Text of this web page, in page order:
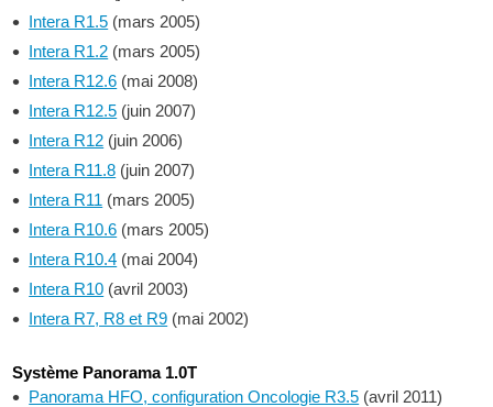
Intera R1.5 (mars 2005)
Intera R1.2 (mars 2005)
Intera R12.6 (mai 2008)
Intera R12.5 (juin 2007)
Intera R12 (juin 2006)
Intera R11.8 (juin 2007)
Intera R11 (mars 2005)
Intera R10.6 (mars 2005)
Intera R10.4 (mai 2004)
Intera R10 (avril 2003)
Intera R7, R8 et R9 (mai 2002)
Système Panorama 1.0T
Panorama HFO, configuration Oncologie R3.5 (avril 2011)